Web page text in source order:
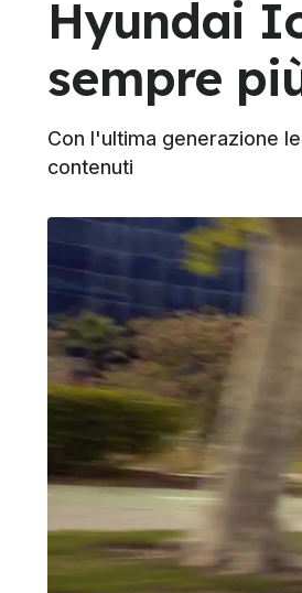
Hyundai
sempre
Con l'ultima generazione
contenuti